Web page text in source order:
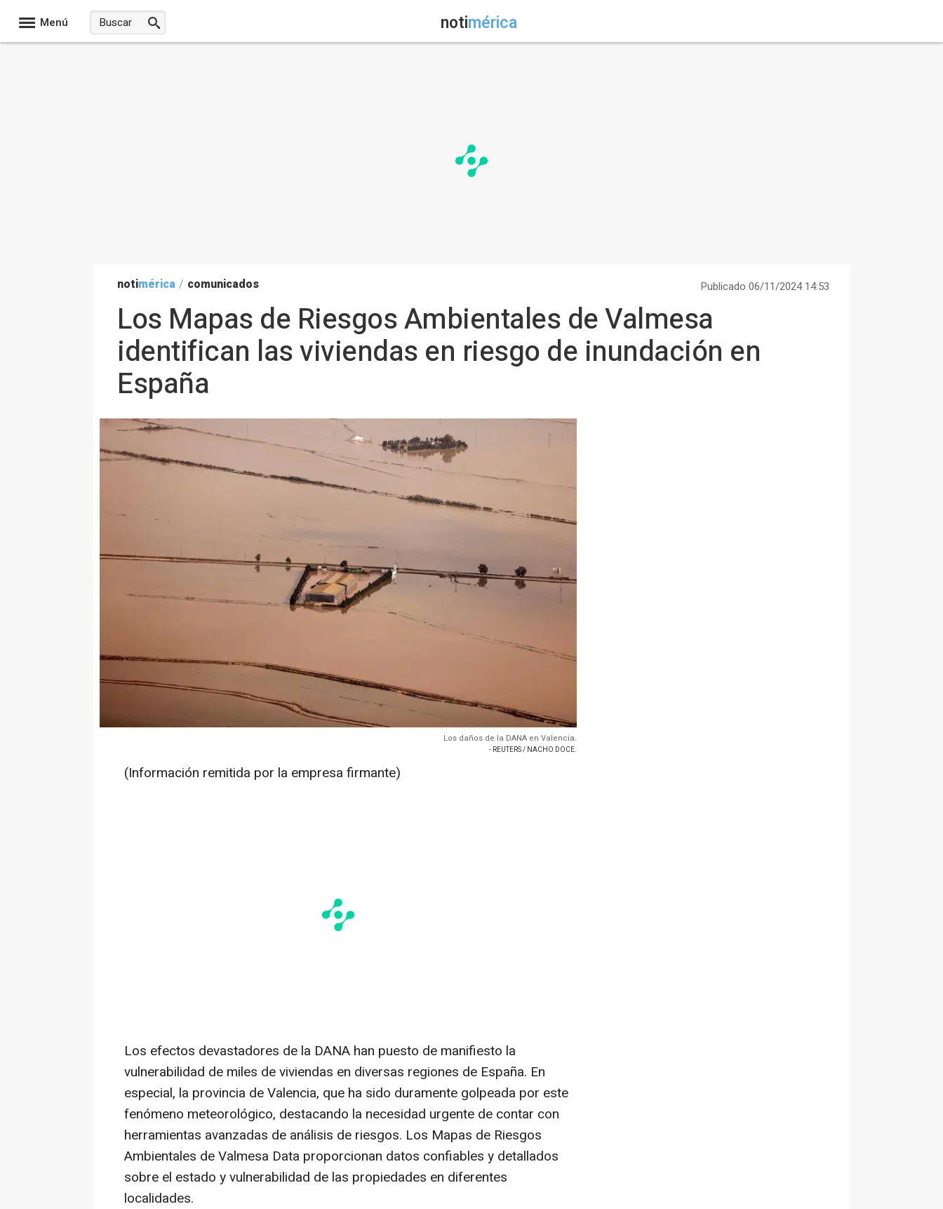
Menú notimérica
notimérica / comunicados Publicado 06/11/2024 14:53
Los Mapas de Riesgos Ambientales de Valmesa
identifican las viviendas en riesgo de inundación en
España
Los daños de la DANA en Valencia.
- REUTERS / NACHO DOCE.
(Información remitida por la empresa firmante)
Los efectos devastadores de la DANA han puesto de manifiesto la
vulnerabilidad de miles de viviendas en diversas regiones de España. En
especial, la provincia de Valencia, que ha sido duramente golpeada por este
fenómeno meteorológico, destacando la necesidad urgente de contar con
herramientas avanzadas de análisis de riesgos. Los Mapas de Riesgos
Ambientales de Valmesa Data proporcionan datos confiables y detallados
sobre el estado y vulnerabilidad de las propiedades en diferentes
localidades.